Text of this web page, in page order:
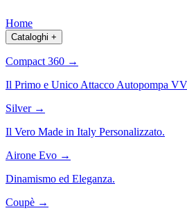
Home
Cataloghi +
Compact 360 →
Il Primo e Unico Attacco Autopompa
Silver →
Il Vero Made in Italy Personalizzato.
Airone Evo →
Dinamismo ed Eleganza.
Coupè →